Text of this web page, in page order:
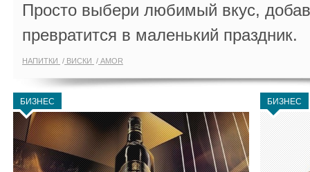
Просто выбери любимый вкус,
превратится в маленький праздник.
НАПИТКИ ВИСКИ AMOR
БИЗНЕС БИЗНЕС